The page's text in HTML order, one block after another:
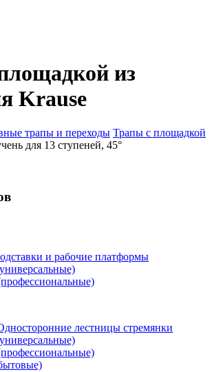
из
Krause
трапы и переходы Трапы с площадкой
для 13 ступеней, 45°
и рабочие платформы
лестницы стремянки